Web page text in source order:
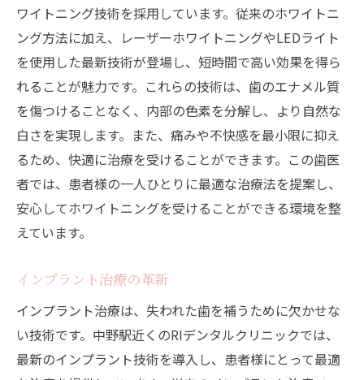
ワイトニング技術を採用しています。従来のホワイトニ
ング方法に加え、レーザーホワイトニングやLEDライト
を使用した最新技術が登場し、短時間で高い効果を得ら
れることが魅力です。これらの技術は、歯のエナメル質
を傷つけることなく、内部の色素を分解し、より自然な
白さを実現します。また、痛みや不快感を最小限に抑え
るため、快適に治療を受けることができます。この歯医
者では、患者様の一人ひとりに最適な治療法を提案し、
安心してホワイトニングを受けることができる環境を整
えています。
インプラント治療の革新
インプラント治療は、失われた歯を補うために欠かせな
い技術です。中野駅近くのRIデンタルクリニックでは、
最新のインプラント技術を導入し、患者様にとって最適